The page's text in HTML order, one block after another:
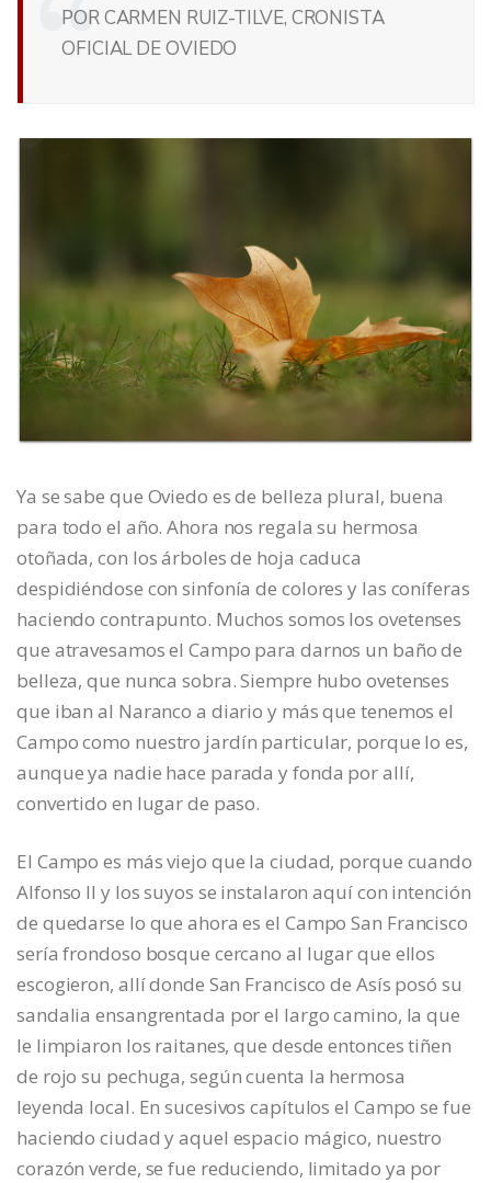
POR CARMEN RUIZ-TILVE, CRONISTA
OFICIAL DE OVIEDO
Ya se sabe que Oviedo es de belleza plural, buena
para todo el año. Ahora nos regala su hermosa
otoñada, con los árboles de hoja caduca
despidiéndose con sinfonía de colores y las coníferas
haciendo contrapunto. Muchos somos los ovetenses
que atravesamos el Campo para darnos un baño de
belleza, que nunca sobra. Siempre hubo ovetenses
que iban al Naranco a diario y más que tenemos el
Campo como nuestro jardín particular, porque lo es,
aunque ya nadie hace parada y fonda por allí,
convertido en lugar de paso.
El Campo es más viejo que la ciudad, porque cuando
Alfonso II y los suyos se instalaron aquí con intención
de quedarse lo que ahora es el Campo San Francisco
sería frondoso bosque cercano al lugar que ellos
escogieron, allí donde San Francisco de Asís posó su
sandalia ensangrentada por el largo camino, la que
le limpiaron los raitanes, que desde entonces tiñen
de rojo su pechuga, según cuenta la hermosa
leyenda local. En sucesivos capítulos el Campo se fue
haciendo ciudad y aquel espacio mágico, nuestro
corazón verde, se fue reduciendo, limitado ya por